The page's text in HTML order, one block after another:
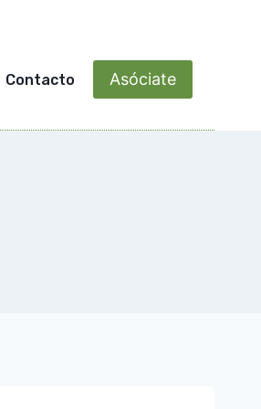
Contacto Asóciate